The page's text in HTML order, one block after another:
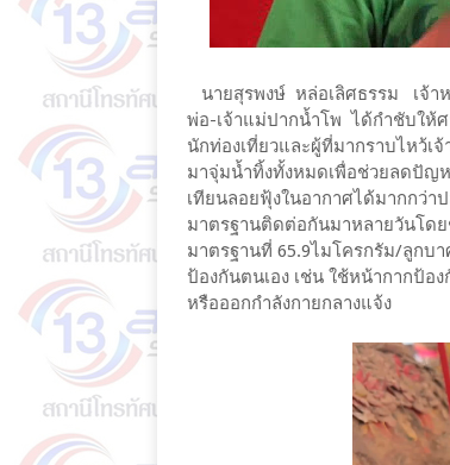
นายสุรพงษ์ หล่อเลิศธรรม เจ้าห
พ่อ-เจ้าแม่ปากน้ำโพ ได้กำชับให้ศ
นักท่องเที่ยวและผู้ที่มากราบไหว้เ
มาจุ่มน้ำทิ้งทั้งหมดเพื่อช่วยลดปัญ
เทียนลอยฟุ้งในอากาศได้มากกว่
มาตรฐานติดต่อกันมาหลายวันโด
มาตรฐานที่ 65.9ไมโครกรัม/ลูก
ป้องกันตนเอง เช่น ใช้หน้ากากป้อ
หรือออกกำลังกายกลางแจ้ง